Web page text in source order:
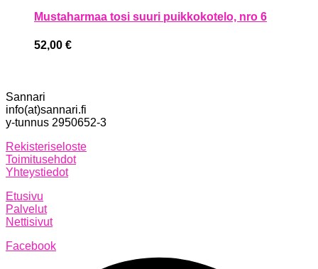
Mustaharmaa tosi suuri puikkokotelo, nro 6
52,00 €
Sannari
info(at)sannari.fi
y-tunnus 2950652-3
Rekisteriseloste
Toimitusehdot
Yhteystiedot
Etusivu
Palvelut
Nettisivut
Facebook